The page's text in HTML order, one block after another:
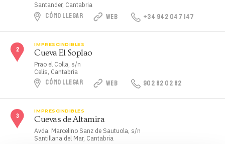
Santander, Cantabria
CÓMO LLEGAR WEB +34 942 047 147
IMPRESCINDIBLES
Cueva El Soplao
Prao el Colla, s/n
Celis, Cantabria
CÓMO LLEGAR WEB 902 82 02 82
IMPRESCINDIBLES
Cuevas de Altamira
Avda. Marcelino Sanz de Sautuola, s/n
Santillana del Mar, Cantabria